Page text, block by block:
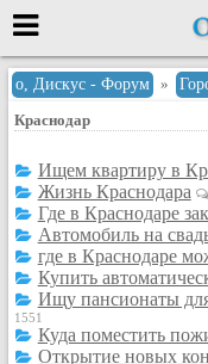
Меню
или войти через
Вход с 7ooo.ru
Регистрация
Забыли пароль?
Данные авторизации
сайтом 7ooo.ru
о, Дискус - Форум »
Краснодар
Ищем квартиру в
Жизнь Краснодара
Где в Краснодаре
Автомобиль на
где в Краснодаре
Купить
Ищу пансионаты
1551
Куда поместить
Открытие новых